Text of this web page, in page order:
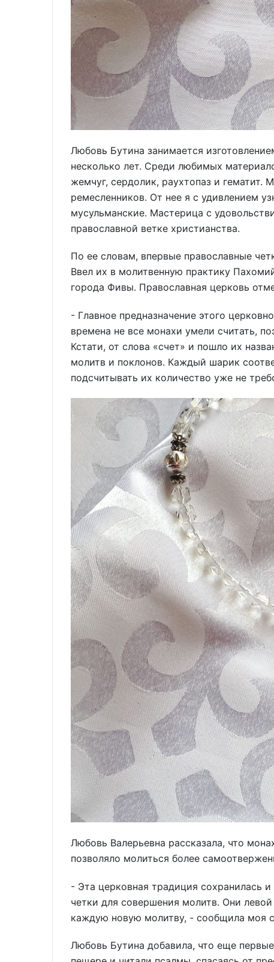
Любовь Бутина занимается
несколько лет. Среди любимых
жемчуг, сердолик, раухтопаз и
ремесленников. От нее я с удивлением
мусульманские. Мастерица с
православной ветке христианства.
По ее словам, впервые православные
Ввел их в молитвенную практику
города Фивы. Православная церковь
- Главное предназначение этого
времена не все монахи умели считать,
Кстати, от слова «счет» и пошло их
молитв и поклонов. Каждый шарик
подсчитывать их количество уже не
Любовь Валерьевна рассказала, что
позволяло молиться более
- Эта церковная традиция сохранилась
четки для совершения молитв. Они
каждую новую молитву, - сообщила моя
Любовь Бутина добавила, что еще